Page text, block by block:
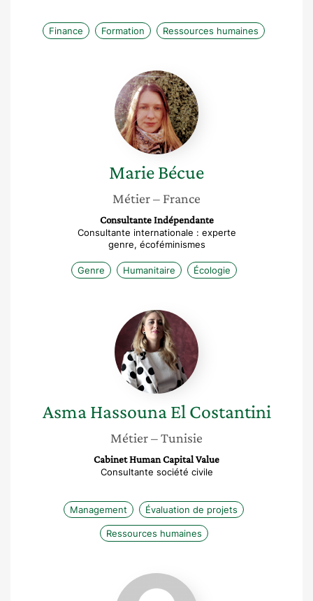
Finance Formation Ressources humaines
Marie
Bécue
MarieBécue
Métier– France
Consultante Indépendante
Consultante internationale : experte
genre, écoféminismes
Genre Humanitaire Écologie
Asma
Hassouna
El
Costantini
Asma Hassouna El Costantini
Métier– Tunisie
Cabinet Human Capital Value
Consultante société civile
Management Évaluation de projets
Ressources humaines
Nathalie
Ferrière